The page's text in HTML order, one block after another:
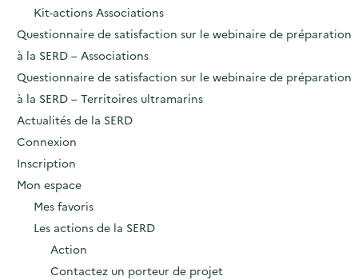
Kit-actions Associations
Questionnaire de satisfaction sur le webinaire de préparation
à la SERD – Associations
Questionnaire de satisfaction sur le webinaire de préparation
à la SERD – Territoires ultramarins
Actualités de la SERD
Connexion
Inscription
Mon espace
Mes favoris
Les actions de la SERD
Action
Contactez un porteur de projet